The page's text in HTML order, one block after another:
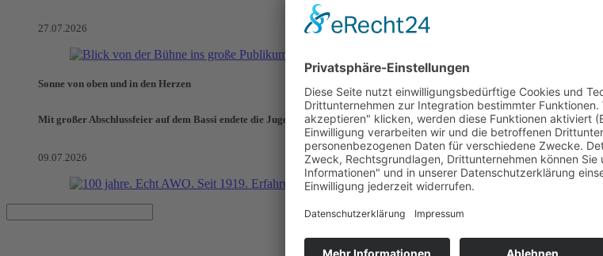
27.07.2026
Sonne von oben und in den Herzen
Mit großer Abschlussfeier auf dem Bassi endete die Jugendaktionswoche 2026 und es geht weiter …
09.07.2026